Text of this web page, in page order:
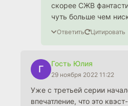
скорее СЖВ
чуть больше чем
Ответить Цитировать
Г
Гость Юлия
29 ноября 2022 11:22
Уже с третьей серии
впечатление, что это